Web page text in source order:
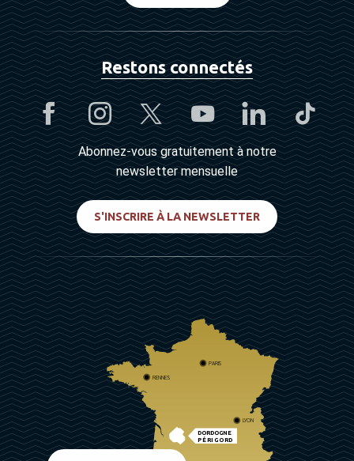
Restons connectés
Abonnez-vous gratuitement à notre
newsletter mensuelle
S'INSCRIRE À LA NEWSLETTER
DORDOGNE
PÉRIGORD
PARIS
RENNES
LYON